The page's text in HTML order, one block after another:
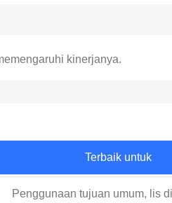
kinerjanya.
Terbaik untuk
Penggunaan tujuan umum, lis